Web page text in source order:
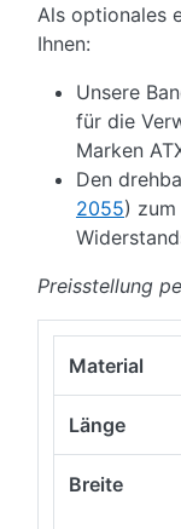
Als optionales
Ihnen:
Unsere
für die
Marken
Den
2055) zum
Preisstellung
Material
Länge
Breite